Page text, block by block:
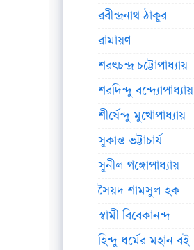
রবীন্দ্রনাথ ঠাকুর
রামায়ণ
শরৎচন্দ্র চট্টোপাধ্যায়
শরদিন্দু বন্দ্যোপাধ্যায়
শীর্ষেন্দু মুখোপাধ্যায়
সুকান্ত ভট্টাচার্য
সুনীল গঙ্গোপাধ্যায়
সৈয়দ শামসুল হক
স্বামী বিবেকানন্দ
হিন্দু ধর্মের মহান বই